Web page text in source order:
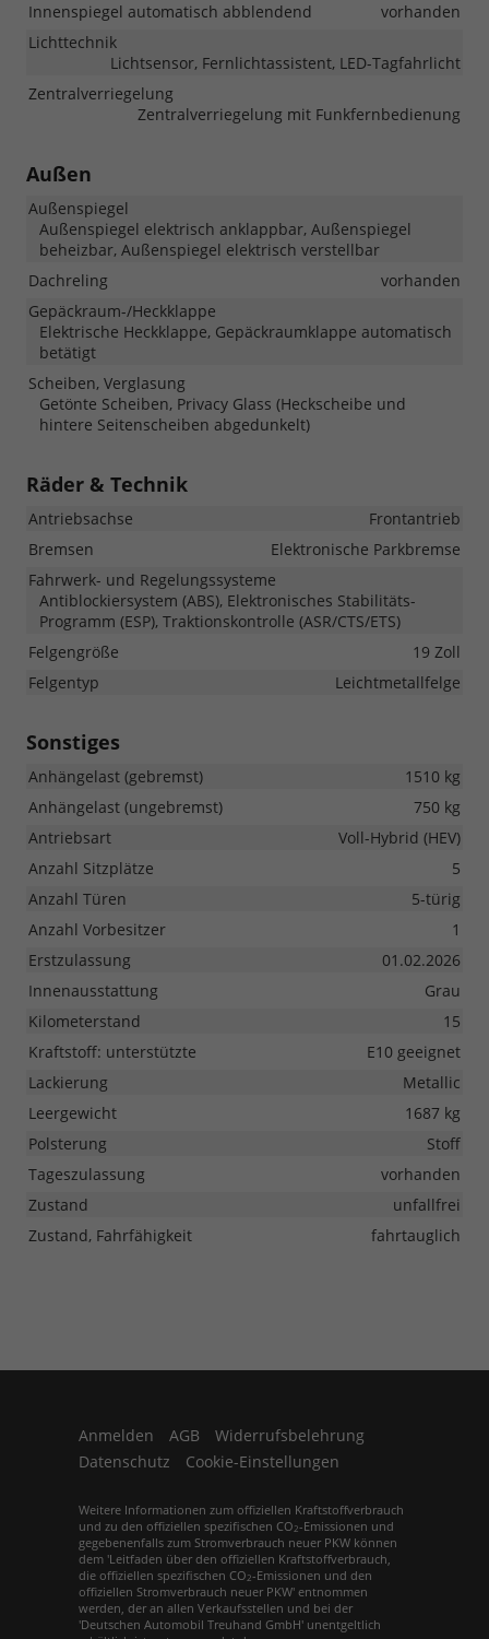
Innenspiegel automatisch abblendend
vorhanden
Lichttechnik
Lichtsensor, Fernlichtassistent, LED-Tagfahrlicht
Zentralverriegelung
Zentralverriegelung mit Funkfernbedienung
Außen
Außenspiegel
Außenspiegel elektrisch anklappbar, Außenspiegel
beheizbar, Außenspiegel elektrisch verstellbar
Dachreling
vorhanden
Gepäckraum-/Heckklappe
Elektrische Heckklappe, Gepäckraumklappe automatisch
betätigt
Scheiben, Verglasung
Getönte Scheiben, Privacy Glass (Heckscheibe und
hintere Seitenscheiben abgedunkelt)
Räder & Technik
Antriebsachse
Frontantrieb
Bremsen
Elektronische Parkbremse
Fahrwerk- und Regelungssysteme
Antiblockiersystem (ABS), Elektronisches Stabilitäts-
Programm (ESP), Traktionskontrolle (ASR/CTS/ETS)
Felgengröße
19 Zoll
Felgentyp
Leichtmetallfelge
Sonstiges
Anhängelast (gebremst)
1510 kg
Anhängelast (ungebremst)
750 kg
Antriebsart
Voll-Hybrid (HEV)
Anzahl Sitzplätze
5
Anzahl Türen
5-türig
Anzahl Vorbesitzer
1
Erstzulassung
01.02.2026
Innenausstattung
Grau
Kilometerstand
15
Kraftstoff: unterstützte
E10 geeignet
Lackierung
Metallic
Leergewicht
1687 kg
Polsterung
Stoff
Tageszulassung
vorhanden
Zustand
unfallfrei
Zustand, Fahrfähigkeit
fahrtauglich
Anmelden AGB
Widerrufsbelehrung
Datenschutz
Cookie-Einstellungen
Weitere Informationen zum offiziellen Kraftstoffverbrauch
und zu den offiziellen spezifischen CO2-Emissionen und
gegebenenfalls zum Stromverbrauch neuer PKW können
dem 'Leitfaden über den offiziellen Kraftstoffverbrauch,
die offiziellen spezifischen CO2-Emissionen und den
offiziellen Stromverbrauch neuer PKW' entnommen
werden, der an allen Verkaufsstellen und bei der
'Deutschen Automobil Treuhand GmbH' unentgeltlich